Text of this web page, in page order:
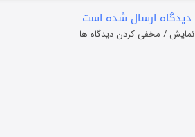
دیدگاه ارسال شده است
نمایش / مخفی کردن دیدگاه ها